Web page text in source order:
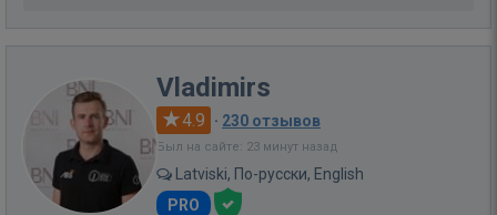
Vladimirs
4.9 · 230 отзывов
Был на сайте: 23 минут назад
Latviski, По-русски, English
PRO